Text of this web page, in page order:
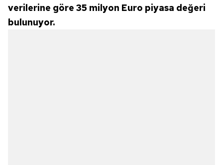
verilerine göre 35 milyon Euro piyasa değeri
bulunuyor.